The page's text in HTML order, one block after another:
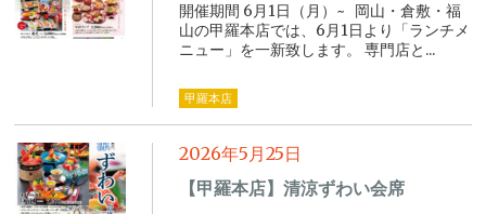
開催期間 6月1日（月）~ 岡山・倉敷・福
山の甲羅本店では、6月1日より「ランチメ
ニュー」を一新致します。 専門店と...
甲羅本店
2026年5月25日
【甲羅本店】清涼ずわい会席